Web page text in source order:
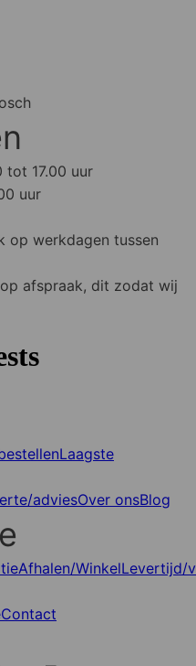
tot 17.00 uur
uur
op werkdagen tussen
afspraak, dit zodat wij
Laagste
adviesOver onsBlog
Afhalen/WinkelLevertijd/
Contact